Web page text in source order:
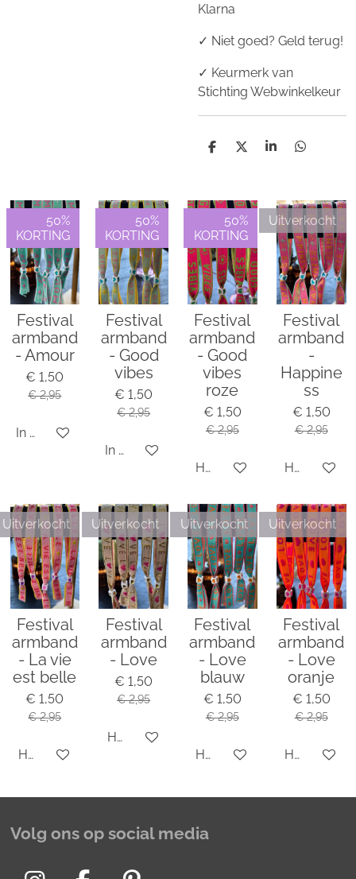
Klarna
✓ Niet goed? Geld terug!
✓ Keurmerk van
Stichting Webwinkelkeur
D
n
D
S
e
D
n
50%
KORTING
Festival
armband
- Amour
€ 1,50
€ 2,95
In winkelwagen
50%
KORTING
Festival
armband
- Good
vibes
€ 1,50
€ 2,95
In winkelwagen
50%
KORTING
Festival
armband
- Good
vibes
roze
€ 1,50
€ 2,95
Houd mij op de hoogte
Uitverkocht
Festival
armband
-
Happine
ss
€ 1,50
€ 2,95
Houd mij
Uitverkocht
Festival
armband
- La vie
est belle
€ 1,50
€ 2,95
Houd mij op de hoogte
Uitverkocht
Festival
armband
- Love
€ 1,50
€ 2,95
Houd mij op de hoogte
Uitverkocht
Festival
armband
- Love
blauw
€ 1,50
€ 2,95
Houd mij op de hoogte
Uitverkocht
Festival
armband
- Love
oranje
€ 1,50
€ 2,95
Houd mij
Volg ons op social media